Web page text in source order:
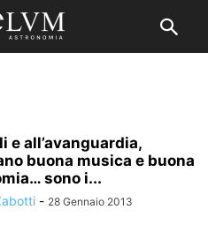
e all’avanguardia,
buona musica e buona
sono i...
- 28 Gennaio 2013